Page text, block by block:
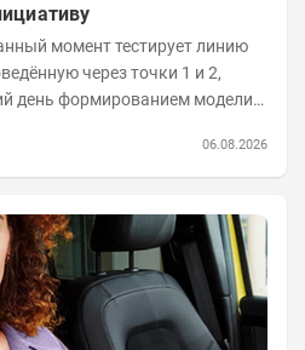
момент тестирует линию
через точки 1 и 2,
день формированием модели
06.08.2026